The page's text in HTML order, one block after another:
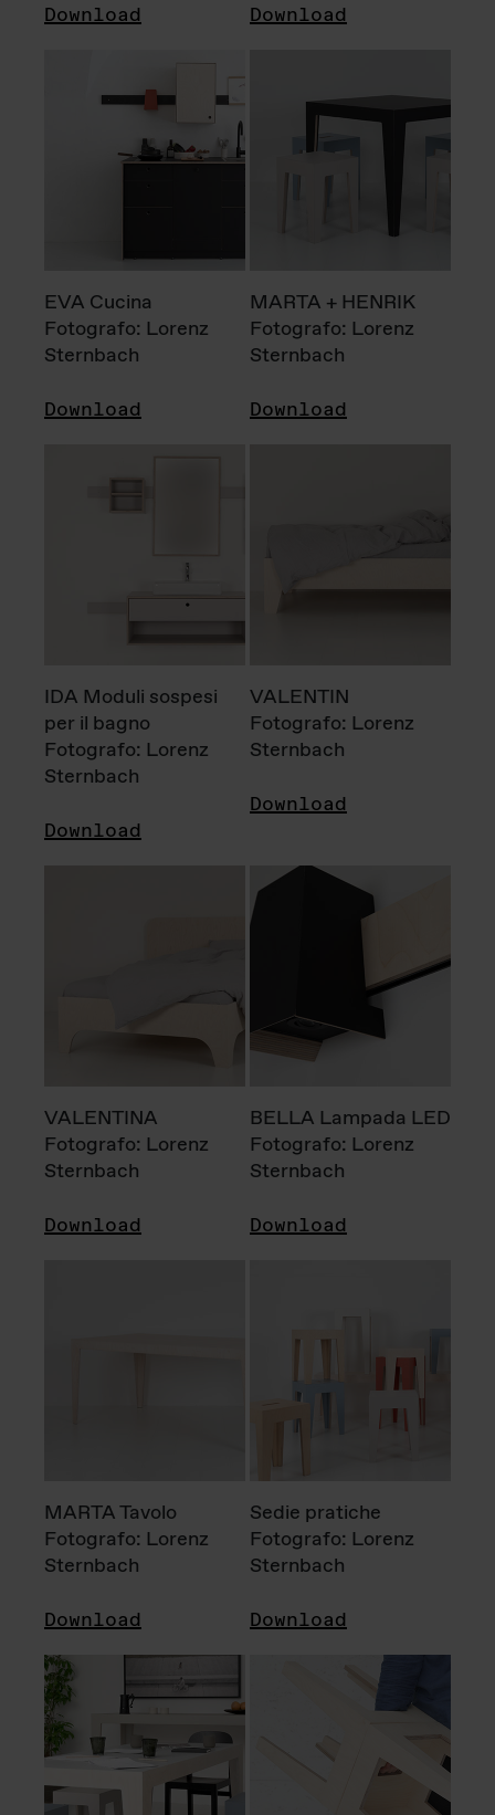
Download Download
EVA Cucina
Fotografo: Lorenz
Sternbach
Download
MARTA + HENRIK
Fotografo: Lorenz
Sternbach
Download
IDA Moduli sospesi
per il bagno
Fotografo: Lorenz
Sternbach
Download
VALENTIN
Fotografo: Lorenz
Sternbach
Download
VALENTINA
Fotografo: Lorenz
Sternbach
Download
BELLA Lampada LED
Fotografo: Lorenz
Sternbach
Download
MARTA Tavolo
Fotografo: Lorenz
Sternbach
Download
Sedie pratiche
Fotografo: Lorenz
Sternbach
Download